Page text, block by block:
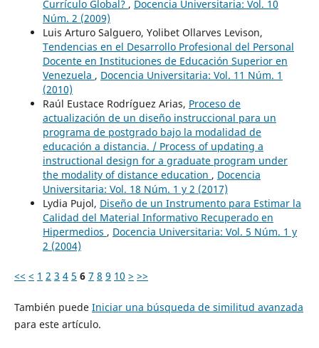
Currículo Global? , Docencia Universitaria: Vol. 10
Núm. 2 (2009)
Luis Arturo Salguero, Yolibet Ollarves Levison,
Tendencias en el Desarrollo Profesional del Personal
Docente en Instituciones de Educación Superior en
Venezuela , Docencia Universitaria: Vol. 11 Núm. 1
(2010)
Raúl Eustace Rodríguez Arias, Proceso de
actualización de un diseño instruccional para un
programa de postgrado bajo la modalidad de
educación a distancia. / Process of updating a
instructional design for a graduate program under
the modality of distance education , Docencia
Universitaria: Vol. 18 Núm. 1 y 2 (2017)
Lydia Pujol, Diseño de un Instrumento para Estimar la
Calidad del Material Informativo Recuperado en
Hipermedios , Docencia Universitaria: Vol. 5 Núm. 1 y
2 (2004)
<< < 1 2 3 4 5 6 7 8 9 10 > >>
También puede Iniciar una búsqueda de similitud avanzada
para este artículo.